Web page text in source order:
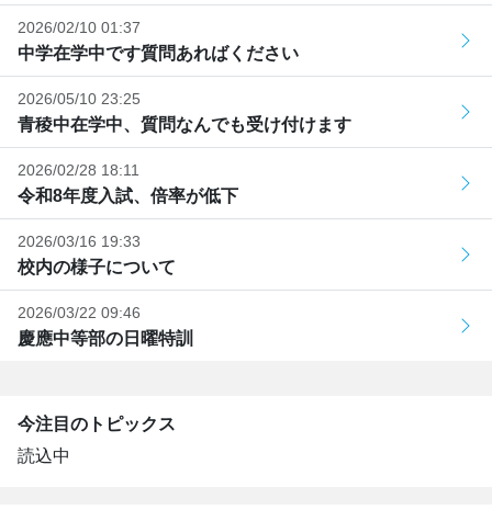
2026/02/10 01:37
中学在学中です質問あればください
2026/05/10 23:25
青稜中在学中、質問なんでも受け付けます
2026/02/28 18:11
令和8年度入試、倍率が低下
2026/03/16 19:33
校内の様子について
2026/03/22 09:46
慶應中等部の日曜特訓
今注目のトピックス
読込中